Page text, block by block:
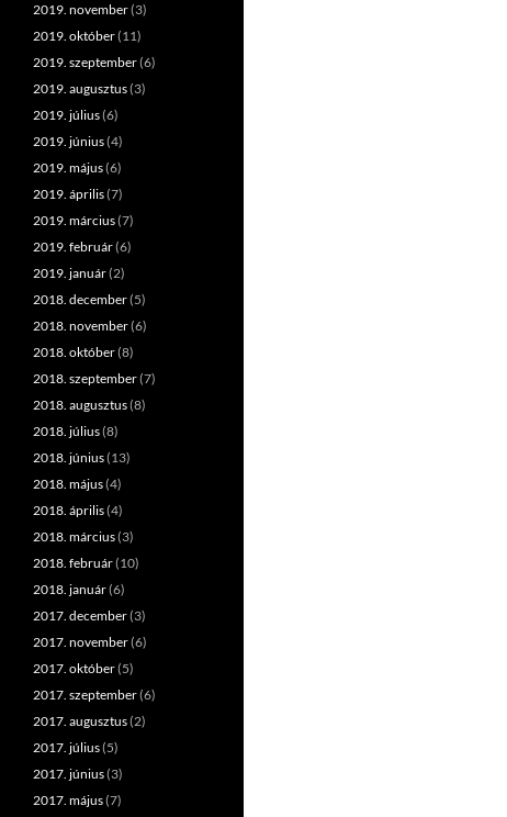
2019. november(3)
2019. október(11)
2019. szeptember(6)
2019. augusztus(3)
2019. július(6)
2019. június(4)
2019. május(6)
2019. április(7)
2019. március(7)
2019. február(6)
2019. január(2)
2018. december(5)
2018. november(6)
2018. október(8)
2018. szeptember(7)
2018. augusztus(8)
2018. július(8)
2018. június(13)
2018. május(4)
2018. április(4)
2018. március(3)
2018. február(10)
2018. január(6)
2017. december(3)
2017. november(6)
2017. október(5)
2017. szeptember(6)
2017. augusztus(2)
2017. július(5)
2017. június(3)
2017. május(7)